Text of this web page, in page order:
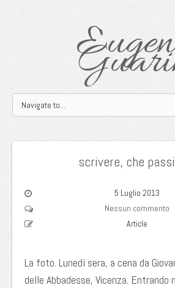
scrivere, che
5 Luglio 2013
Nessun commento
Article
La foto. Lunedì sera, a cena da
delle Abbadesse, Vicenza. Entrando